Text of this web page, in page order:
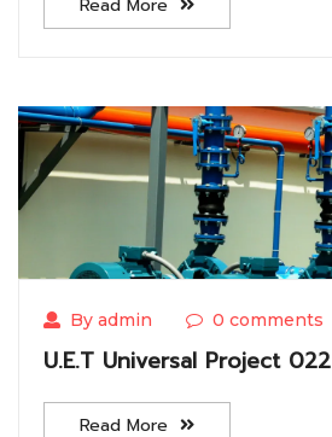
Read More
By admin 0 comments
U.E.T Universal Project 022
Read More